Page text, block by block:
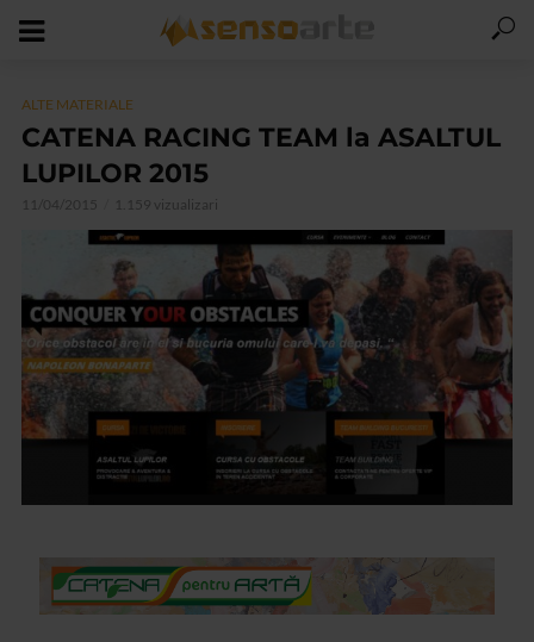
ALTE MATERIALE
CATENA RACING TEAM la ASALTUL
LUPILOR 2015
11/04/2015 1.159 vizualizari